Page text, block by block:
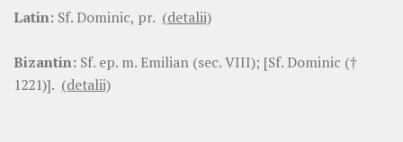
Latin: Sf. Dominic, pr. (detalii)
Bizantin: Sf. ep. m. Emilian (sec. VIII); [Sf. Dominic (†
1221)]. (detalii)